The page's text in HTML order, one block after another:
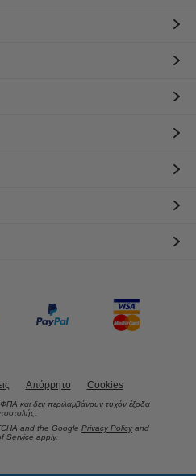
Απόρρητο Cookies
και δεν περιλαμβάνουν τυχόν έξοδα
and the Google Privacy Policy and
Service apply.